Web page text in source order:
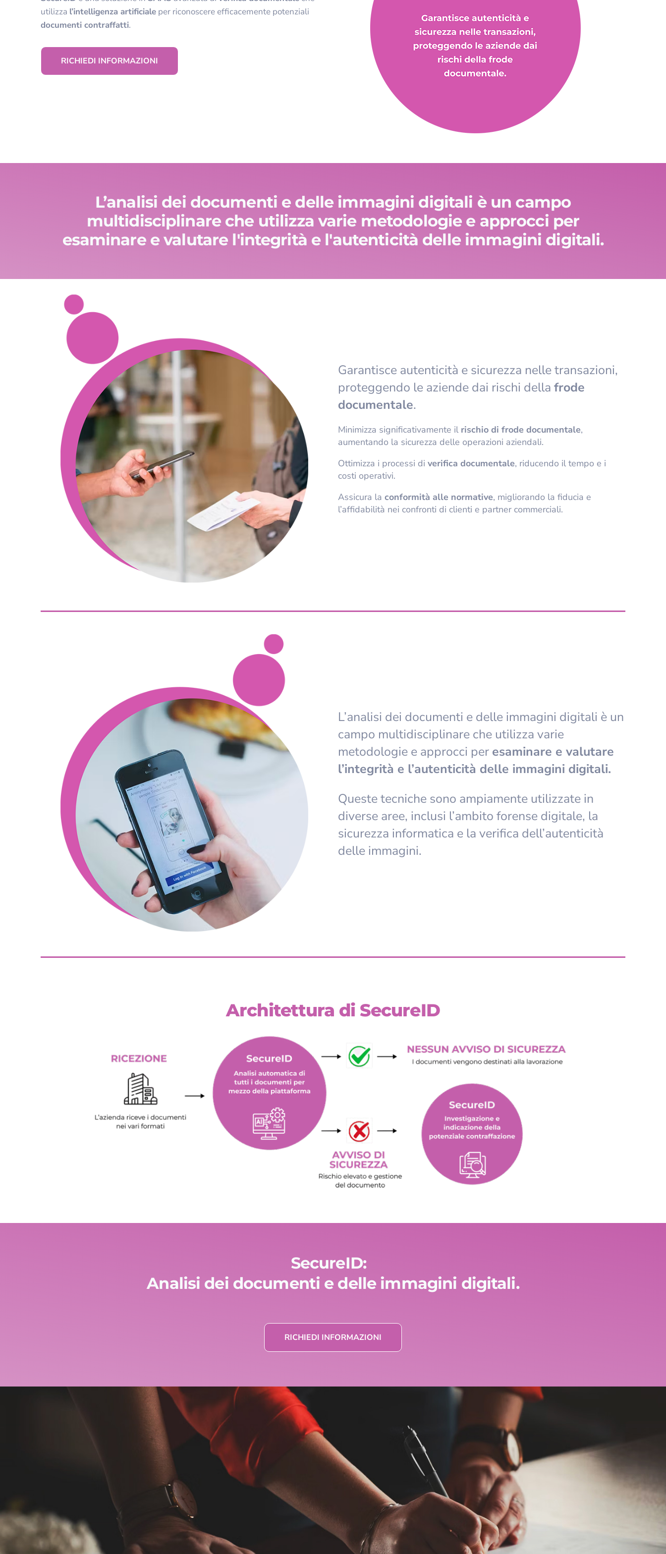
utilizza l’intelligenza artificiale per riconoscere efficacemente potenziali
documenti contraffatti.
RICHIEDI INFORMAZIONI
L’analisi dei documenti e delle immagini digitali è un campo
multidisciplinare che utilizza varie metodologie e approcci per
esaminare e valutare l'integrità e l'autenticità delle immagini digitali.
Garantisce autenticità e sicurezza nelle transazioni,
proteggendo le aziende dai rischi della frode
documentale.
Minimizza significativamente il rischio di frode documentale,
aumentando la sicurezza delle operazioni aziendali.
Ottimizza i processi di verifica documentale, riducendo il tempo e i
costi operativi.
Assicura la conformità alle normative, migliorando la fiducia e
l’affidabilità nei confronti di clienti e partner commerciali.
L’analisi dei documenti e delle immagini digitali è un
campo multidisciplinare che utilizza varie
metodologie e approcci per esaminare e valutare
l’integrità e l’autenticità delle immagini digitali.
Queste tecniche sono ampiamente utilizzate in
diverse aree, inclusi l’ambito forense digitale, la
sicurezza informatica e la verifica dell’autenticità
delle immagini.
Architettura di SecureID
SecureID:
Analisi dei documenti e delle immagini digitali.
RICHIEDI INFORMAZIONI